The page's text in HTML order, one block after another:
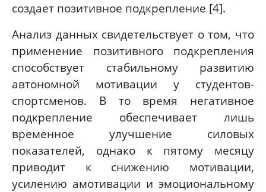
создает позитивное подкрепление [4].
Анализ данных свидетельствует о том, что
применение позитивного подкрепления
способствует стабильному развитию
автономной мотивации у студентов-
спортсменов. В то время негативное
подкрепление обеспечивает лишь
временное улучшение силовых
показателей, однако к пятому месяцу
приводит к снижению мотивации,
усилению амотивации и эмоциональному